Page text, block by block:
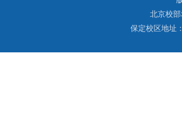
北京校
保定校区地址